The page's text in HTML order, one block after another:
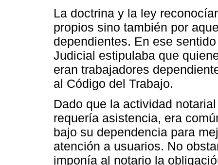
La doctrina y la ley
propios sino también por
dependientes. En ese
Judicial estipulaba que
eran trabajadores
al Código del Trabajo.
Dado que la actividad
requería asistencia, era
bajo su dependencia para
atención a usuarios. No
imponía al notario la